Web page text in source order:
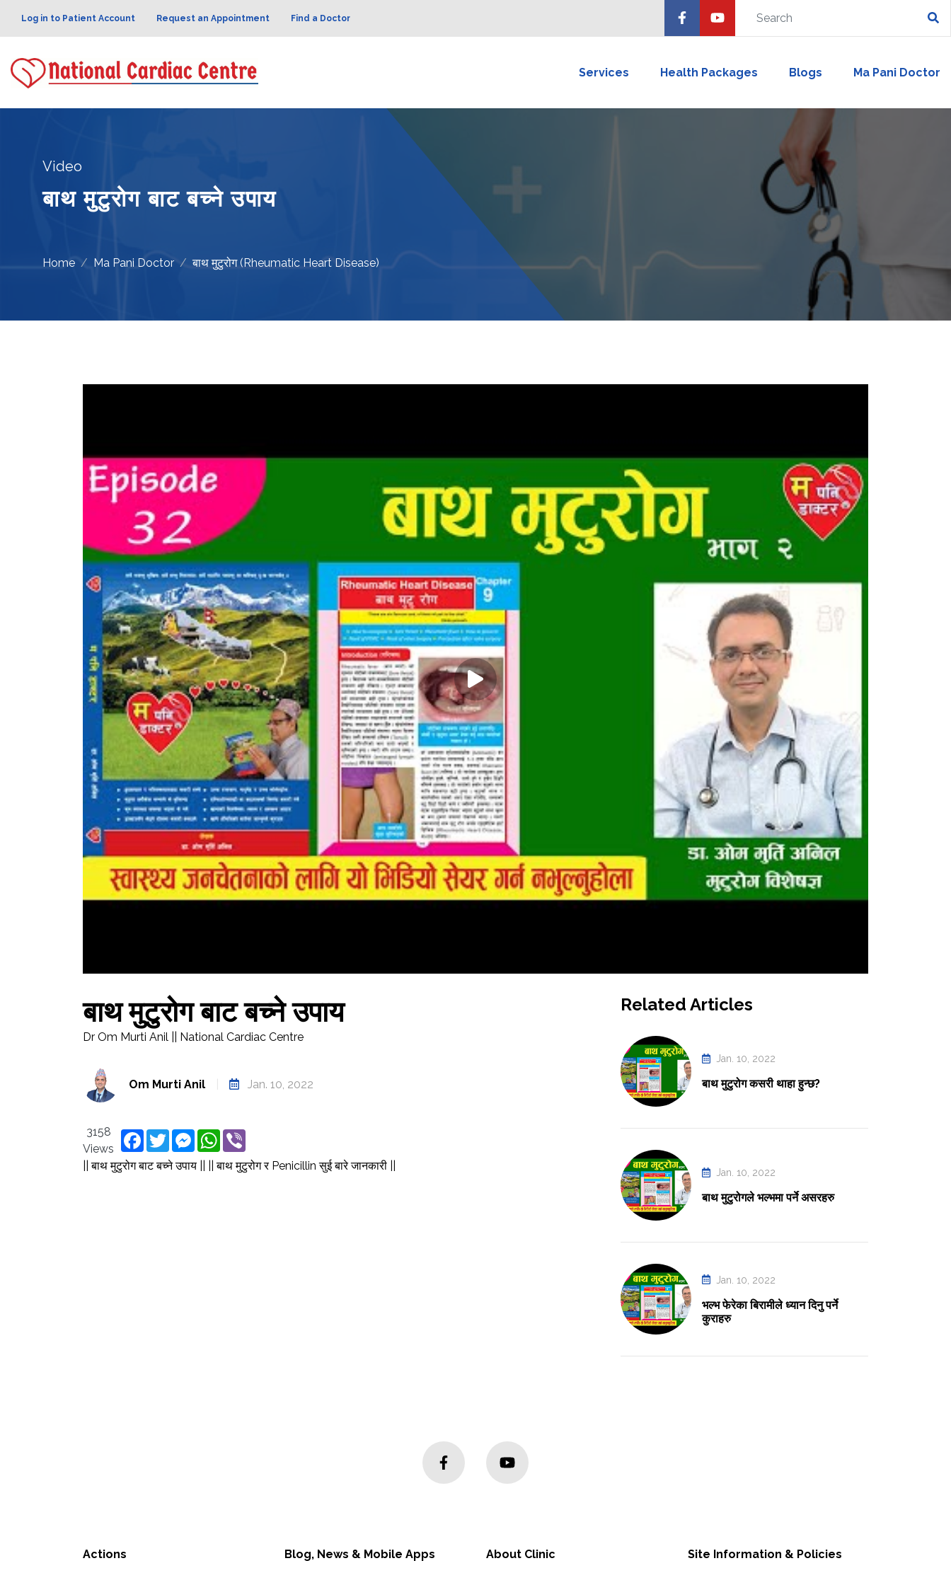
Log in to Patient Account Request an Appointment Find a Doctor
Services Health Packages Blogs Ma Pani Doctor
Video
बाथ मुटुरोग बाट बच्ने उपाय
Home Ma Pani Doctor बाथ मुटुरोग (Rheumatic Heart Disease)
बाथ मुटुरोग बाट बच्ने उपाय
Dr Om Murti Anil || National Cardiac Centre
Om Murti Anil Jan. 10, 2022
3158
Views
Facebook
TwitterMessengerWhatsApp
|| बाथ मुटुरोग बाट बच्ने उपाय || || बाथ मुटुरोग र Penicillin सुई बारे जानकारी ||
Related Articles
Jan. 10, 2022
बाथ मुटुरोग कसरी थाहा हुन्छ?
Jan. 10, 2022
बाथ मुटुरोगले भल्भमा पर्ने असरहरु
Jan. 10, 2022
भल्भ फेरेका बिरामीले ध्यान दिनु पर्ने
कुराहरु
Actions Blog, News & Mobile Apps About Clinic Site Information & Policies